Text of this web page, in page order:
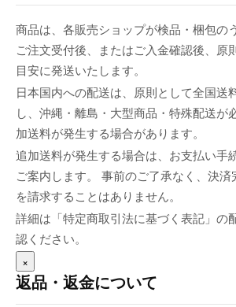
商品は、各販売ショップが検品・梱包の
ご注文受付後、またはご入金確認後、原
目安に発送いたします。
日本国内への配送は、原則として全国送
し、沖縄・離島・大型商品・特殊配送が
加送料が発生する場合があります。
追加送料が発生する場合は、お支払い手
ご案内します。 事前のご了承なく、決
を請求することはありません。
詳細は「特定商取引法に基づく表記」の
認ください。
×
返品・返金について